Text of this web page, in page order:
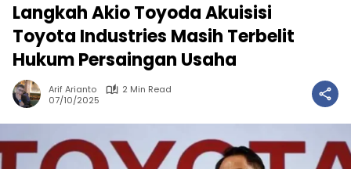
Langkah Akio Toyoda Akuisisi
Toyota Industries Masih Terbelit
Hukum Persaingan Usaha
Arif Arianto
2 Min Read
07/10/2025